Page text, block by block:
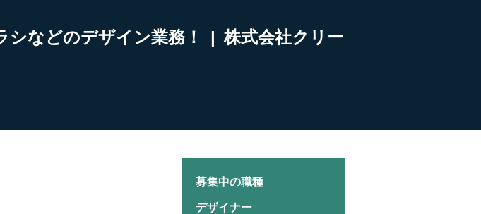
シなどのデザイン業務！ | 株式会社クリー
募集中の職種
デザイナー